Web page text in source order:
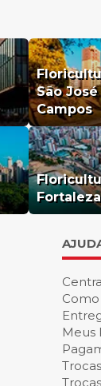
São
Campos
Fortaleza
Meus